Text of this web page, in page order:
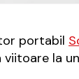
portabil
viitoare la